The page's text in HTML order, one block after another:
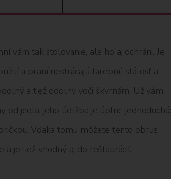
vám tak stolovanie, ale ho aj ochráni. Je
a praní nestrácajú farebnú stálosť a
a tiež odolný voči škvrnám. Už vám
od jedla, jeho údržba je úplne jednoduchá:
Vďaka tomu môžete tento obrus
a je tiež vhodný aj do reštaurácií.